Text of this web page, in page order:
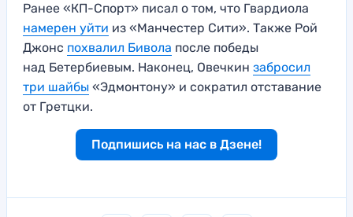
Ранее «КП-Спорт» писал о том, что Гвардиола
намерен уйти из «Манчестер Сити». Также Рой
Джонс похвалил Бивола после победы
над Бетербиевым. Наконец, Овечкин забросил
три шайбы «Эдмонтону» и сократил отставание
от Гретцки.
Подпишись на нас в Дзене!